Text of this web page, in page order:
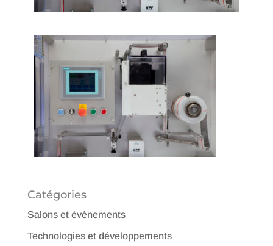
Catégories
Salons et évènements
Technologies et développements